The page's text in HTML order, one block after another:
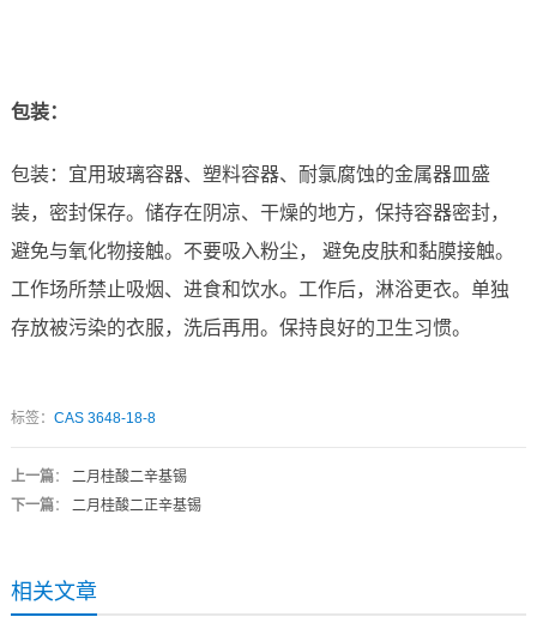
包装：
包装：宜用玻璃容器、塑料容器、耐氯腐蚀的金属器皿盛
装，密封保存。储存在阴凉、干燥的地方，保持容器密封，
避免与氧化物接触。不要吸入粉尘， 避免皮肤和黏膜接触。
工作场所禁止吸烟、进食和饮水。工作后，淋浴更衣。单独
存放被污染的衣服，洗后再用。保持良好的卫生习惯。
标签： CAS 3648-18-8
上一篇： 二月桂酸二辛基锡
下一篇： 二月桂酸二正辛基锡
相关文章